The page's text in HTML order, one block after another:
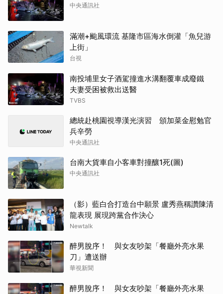
中央通訊社
滿潮+颱風環流 基隆市區海水倒灌「魚兒游
上街」
台視
南投埔里女子酒駕撞進水溝翻覆車成廢鐵
夫妻受困被救出送醫
TVBS
總統赴桃園視導漢光演習 頒加菜金慰勉官
兵辛勞
中央通訊社
台南大貨車自小客車對撞釀1死(圖)
中央通訊社
（影）藍白合打造台中願景 盧秀燕稱讚陳清
龍表現 展現跨黨合作決心
Newtalk
醉男脫序！ 與女友吵架「餐廳外亮水果
刀」遭送辦
華視新聞
醉男脫序！ 與女友吵架「餐廳外亮水果